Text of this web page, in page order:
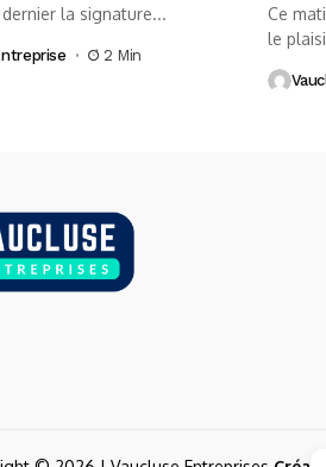
la signature...
2 Min
Ce
le